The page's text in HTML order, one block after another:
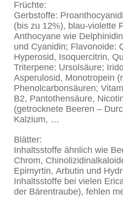
Früchte:
Gerbstoffe:
(bis zu 12%), blau-violette
Anthocyane wie
und Cyanidin; Flavonoide:
Hyperosid, Isoquercitrin,
Triterpene: Ursolsäure;
Asperulosid, Monotropein
Phenolcarbonsäuren;
B2, Pantothensäure,
(getrocknete Beeren –
Kalzium, …
Blätter:
Inhaltsstoffe ähnlich wie
Chrom,
Epimyrtin, Arbutin und
Inhaltsstoffe bei vielen
der Bärentraube), fehlen